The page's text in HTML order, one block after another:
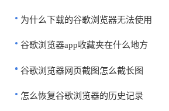
为什么下载的谷歌浏览器无法使用
谷歌浏览器app收藏夹在什么地方
谷歌浏览器网页截图怎么截长图
怎么恢复谷歌浏览器的历史记录